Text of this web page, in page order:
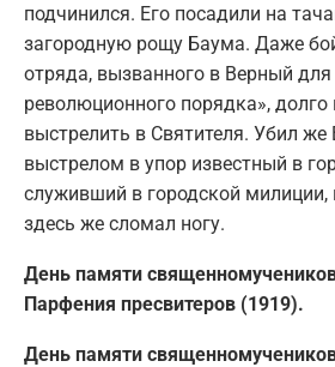
подчинился. Его посадили на
загородную рощу Баума. Даже
отряда, вызванного в Верный для
революционного порядка», долго
выстрелить в Святителя. Убил
выстрелом в упор известный в
служивший в городской милиции,
здесь же сломал ногу.
День памяти
Парфения пресвитеров (1919).
День памяти